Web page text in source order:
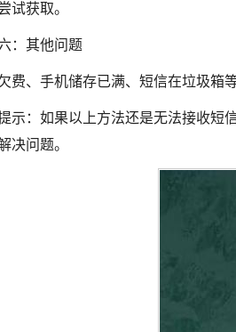
试获取。
：其他问题
费、手机储存已满、短信在垃圾箱
示：如果以上方法还是无法接收短
决问题。